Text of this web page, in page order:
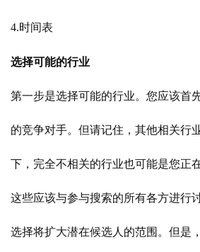
4.时间表
选择可能的行业
第一步是选择可能的行业。您应该首
的竞争对手。但请记住，其他相关行
下，完全不相关的行业也可能是您正
这些应该与参与搜索的所有各方进行
选择将扩大潜在候选人的范围。但是